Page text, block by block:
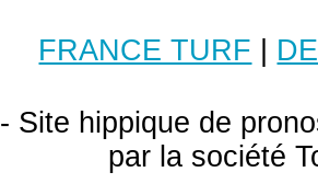
FRANCE TURF
- Site hippique de
par la société